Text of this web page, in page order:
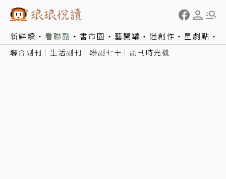
新鮮讀 看聯副 書市圈 藝開罐 迷創作 星劇點
聯合副刊 生活副刊 聯副七十 副刊時光機